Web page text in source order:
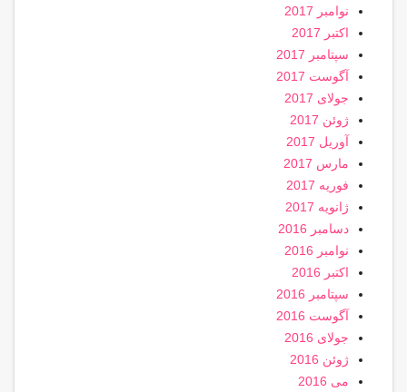
نوامبر 2017
اکتبر 2017
سپتامبر 2017
آگوست 2017
جولای 2017
ژوئن 2017
آوریل 2017
مارس 2017
فوریه 2017
ژانویه 2017
دسامبر 2016
نوامبر 2016
اکتبر 2016
سپتامبر 2016
آگوست 2016
جولای 2016
ژوئن 2016
می 2016